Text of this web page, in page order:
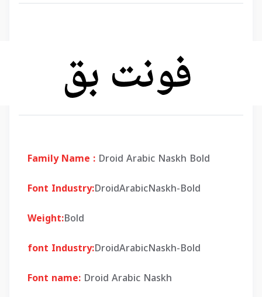
Family Name : Droid Arabic Naskh Bold
Font Industry:DroidArabicNaskh-Bold
Weight:Bold
font Industry:DroidArabicNaskh-Bold
Font name: Droid Arabic Naskh